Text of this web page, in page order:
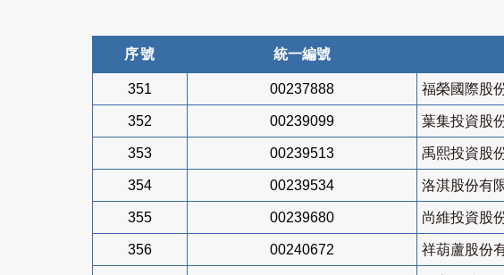
序號 統一編號
351 00237888 福榮國際股
352 00239099 葉集投資股
353 00239513 禹熙投資股
354 00239534 洛淇股份有
355 00239680 尚維投資股
356 00240672 祥葫蘆股份